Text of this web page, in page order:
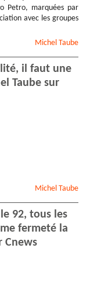
Petro, marquées par
avec les groupes
Michel Taube
il faut une
Taube sur
Michel Taube
92, tous les
fermeté la
Cnews